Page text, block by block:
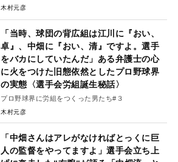
木村元彦
「当時、球団の背広組は江川に『おい、
卓』、中畑に『おい、清』ですよ。選手
をバカにしていたんだ」ある弁護士の心
に火をつけた旧態依然としたプロ野球界
の実態〈選手会労組誕生秘話〉
プロ野球界に労組をつくった男たち#３
木村元彦
「中畑さんはアレがなければとっくに巨
人の監督をやってますよ」選手会立ち上